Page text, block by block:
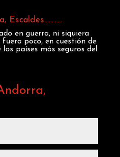
en guerra, ni siquiera
poco, en cuestión de
países más seguros del